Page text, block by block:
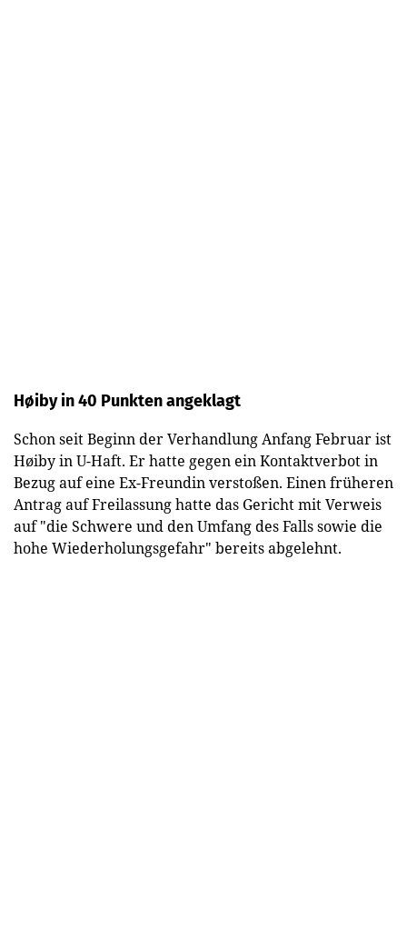
Høiby in 40 Punkten angeklagt
Schon seit Beginn der Verhandlung Anfang Februar ist
Høiby in U-Haft. Er hatte gegen ein Kontaktverbot in
Bezug auf eine Ex-Freundin verstoßen. Einen früheren
Antrag auf Freilassung hatte das Gericht mit Verweis
auf "die Schwere und den Umfang des Falls sowie die
hohe Wiederholungsgefahr" bereits abgelehnt.